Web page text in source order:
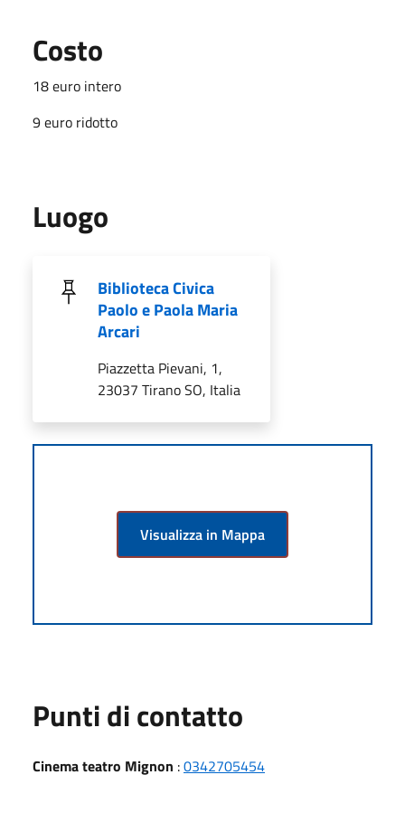
Costo
18 euro intero
9 euro ridotto
Luogo
Biblioteca Civica
Paolo e Paola Maria
Arcari
Piazzetta Pievani, 1,
23037 Tirano SO, Italia
Visualizza in Mappa
Punti di contatto
Cinema teatro Mignon :0342705454